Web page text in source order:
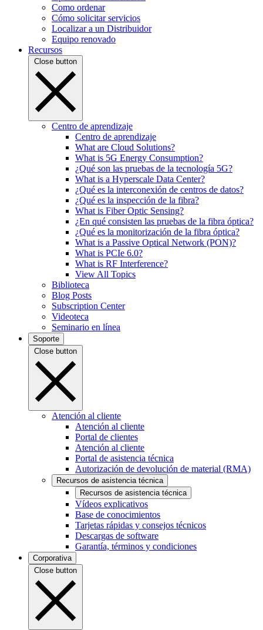
Como ordenar
Cómo solicitar servicios
Localizar a un Distribuidor
Equipo renovado
Recursos
Close button
Centro de aprendizaje
Centro de aprendizaje
What are Cloud Solutions?
What is 5G Energy Consumption?
¿Qué son las pruebas de la tecnología 5G?
What is a Hyperscale Data Center?
¿Qué es la interconexión de centros de datos?
¿Qué es la inspección de la fibra?
What is Fiber Optic Sensing?
¿En qué consisten las pruebas de la fibra óptica?
¿Qué es la monitorización de la fibra óptica?
What is a Passive Optical Network (PON)?
What is PCIe 6.0?
What is RF Interference?
View All Topics
Biblioteca
Blog Posts
Subscription Center
Videoteca
Seminario en línea
Soporte
Close button
Atención al cliente
Atención al cliente
Portal de clientes
Atención al cliente
Portal de asistencia técnica
Autorización de devolución de material (RMA)
Recursos de asistencia técnica
Recursos de asistencia técnica
Vídeos explicativos
Base de conocimientos
Tarjetas rápidas y consejos técnicos
Descargas de software
Garantía, términos y condiciones
Corporativa
Close button